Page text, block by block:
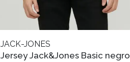
JACK-JONES
Jersey Jack&Jones Basic negro